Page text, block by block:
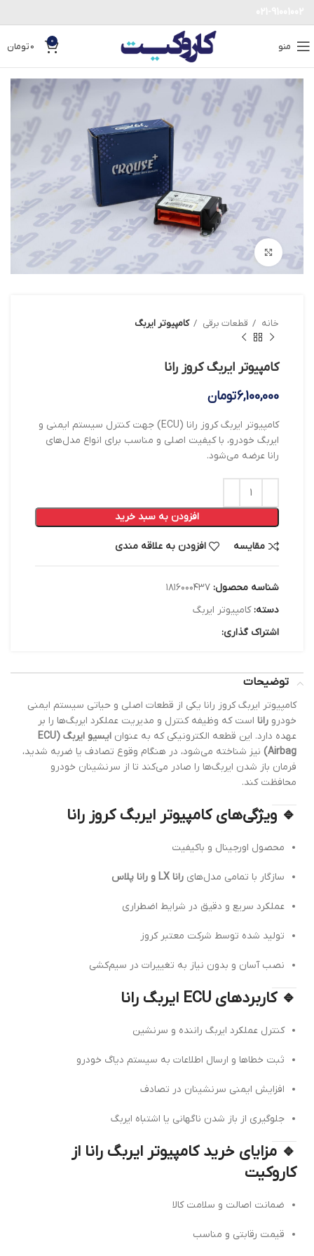
منو 0
0تومان
بزرگنمایی تصویر
خانه قطعات برقی کامپیوتر ایربگ
کامپیوتر ایربگ کروز رانا
6,100,000تومان
کامپیوتر ایربگ کروز رانا (ECU) جهت کنترل سیستم ایمنی و
ایربگ خودرو، با کیفیت اصلی و مناسب برای انواع مدل‌های
رانا عرضه می‌شود.
افزودن به سبد خرید
مقایسه افزودن به علاقه مندی
شناسه محصول: ۱۸۱۶۰۰۰۴۳۷
دسته: کامپیوتر ایربگ
اشتراک گذاری:
توضیحات
کامپیوتر ایربگ کروز رانا یکی از قطعات اصلی و حیاتی سیستم ایمنی
خودرو رانا است که وظیفه کنترل و مدیریت عملکرد ایربگ‌ها را بر
عهده دارد. این قطعه الکترونیکی که به عنوان
ایسیو ایربگ (ECU
Airbag) نیز شناخته می‌شود، در هنگام وقوع تصادف یا ضربه شدید،
فرمان باز شدن ایربگ‌ها را صادر می‌کند تا از سرنشینان خودرو
محافظت کند.
🔹 ویژگی‌های کامپیوتر ایربگ کروز رانا
محصول اورجینال و باکیفیت
سازگار با تمامی مدل‌های رانا LX و رانا پلاس
عملکرد سریع و دقیق در شرایط اضطراری
تولید شده توسط شرکت معتبر کروز
نصب آسان و بدون نیاز به تغییرات در سیم‌کشی
🔹 کاربردهای ECU ایربگ رانا
کنترل عملکرد ایربگ راننده و سرنشین
ثبت خطاها و ارسال اطلاعات به سیستم دیاگ خودرو
افزایش ایمنی سرنشینان در تصادف
جلوگیری از باز شدن ناگهانی یا اشتباه ایربگ
🔹 مزایای خرید کامپیوتر ایربگ رانا از
کاروکیت
ضمانت اصالت و سلامت کالا
قیمت رقابتی و مناسب